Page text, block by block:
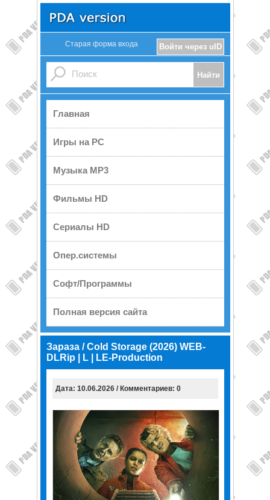
Войти через uID
Старая форма входа
Главная
Игры на PC
Музыка MP3
Фильмы HD
Сериалы HD
Опер.системы
Софт/Программы
Полная версия сайта
Зараза / Cold Storage (2026) WEB-
DLRip | L | LE-Production
Дата: 10.06.2026 / Комментариев: 0